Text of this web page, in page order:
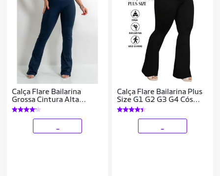
Calça Flare Bailarina
Grossa Cintura Alta
Poliamida Premium
Calça Flare Bailarina Plus
Size G1 G2 G3 G4 Cós
Alta Em Suplex WOLFOX